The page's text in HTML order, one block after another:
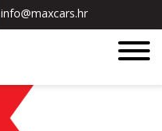
info@maxcars.hr